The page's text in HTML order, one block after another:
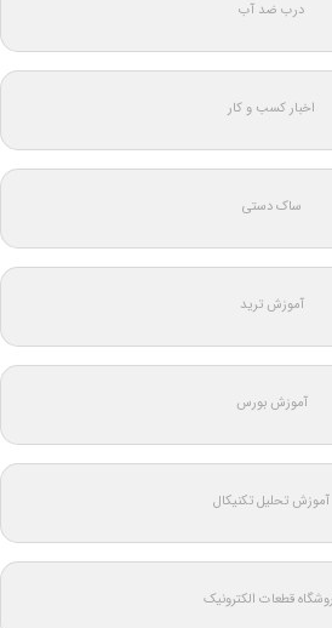
درب ضد آب
اخبار کسب و کار
ساک دستی
آموزش ترید
آموزش بورس
آموزش تحلیل تکنیکال
قطعات الکترونیک